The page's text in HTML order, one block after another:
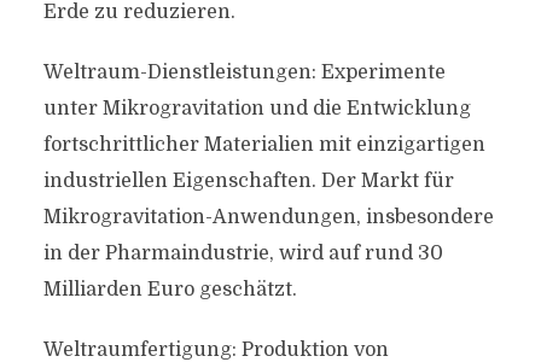
Erde zu reduzieren.
Weltraum-Dienstleistungen: Experimente
unter Mikrogravitation und die Entwicklung
fortschrittlicher Materialien mit einzigartigen
industriellen Eigenschaften. Der Markt für
Mikrogravitation-Anwendungen, insbesondere
in der Pharmaindustrie, wird auf rund 30
Milliarden Euro geschätzt.
Weltraumfertigung: Produktion von